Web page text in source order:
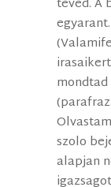
teved. A
egyarant.
szolo
alapjan